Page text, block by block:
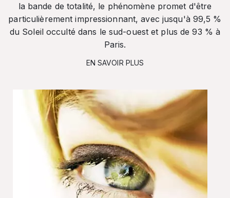
la bande de totalité, le phénomène promet d'être
particulièrement impressionnant, avec jusqu'à 99,5 %
du Soleil occulté dans le sud-ouest et plus de 93 % à
Paris.
EN SAVOIR PLUS